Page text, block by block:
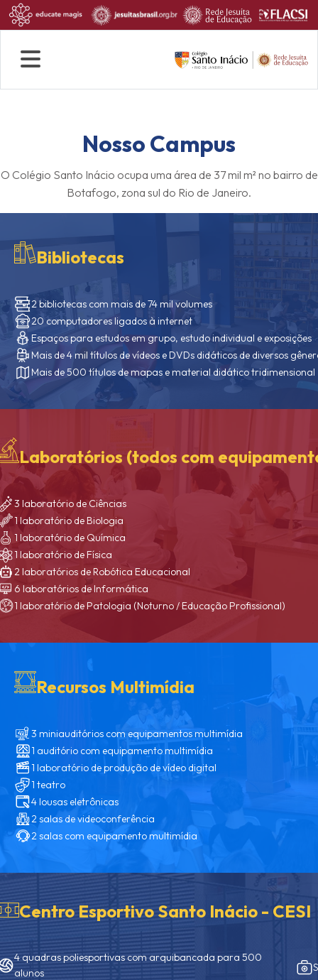
Nosso Campus
O Colégio Santo Inácio ocupa uma área de 37 mil m² no bairro de
Botafogo, zona sul do Rio de Janeiro.
Bibliotecas
2 bibliotecas com mais de 74 mil volumes
20 computadores ligados à internet
Espaços para estudos em grupo, estudo individual e exposições
Mais de 4 mil títulos de vídeos e DVDs didáticos de diversos
Mais de 500 títulos de mapas e material didático tridimensional
Laboratórios (todos com
3 laboratório de Ciências
1 laboratório de Biologia
1 laboratório de Química
1 laboratório de Física
2 laboratórios de Robótica Educacional
6 laboratórios de Informática
1 laboratório de Patologia (Noturno / Educação Profissional)
Recursos Multimídia
3 miniauditórios com equipamentos multimídia
1 auditório com equipamento multimídia
1 laboratório de produção de vídeo digital
1 teatro
4 lousas eletrônicas
2 salas de videoconferência
2 salas com equipamento multimídia
Centro Esportivo Santo Inácio - CESI
4 quadras poliesportivas com arquibancada para 500
alunos